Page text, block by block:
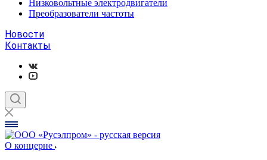
Низковольтные электродвигатели
Преобразователи частоты
Новости
Контакты
О концерне